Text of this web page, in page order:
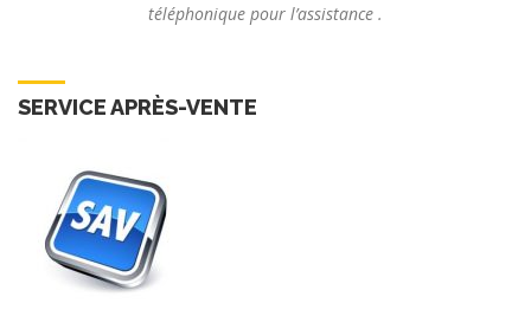
téléphonique pour l’assistance .
SERVICE APRÈS-VENTE